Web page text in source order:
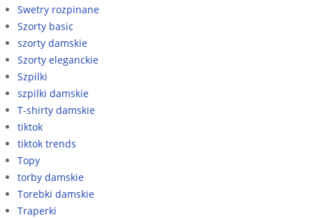
Swetry rozpinane
Szorty basic
szorty damskie
Szorty eleganckie
Szpilki
szpilki damskie
T-shirty damskie
tiktok
tiktok trends
Topy
torby damskie
Torebki damskie
Traperki